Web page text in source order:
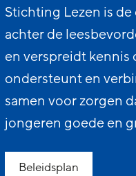
Stichting Lezen is
achter de
en verspreidt kennis
ondersteunt en
samen voor zorgen
jongeren goede en
Beleidsplan